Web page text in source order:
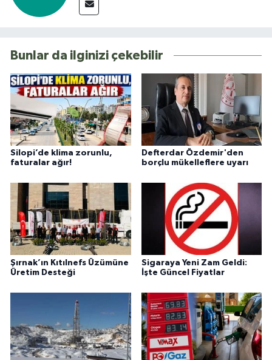
Bunlar da ilginizi çekebilir
Silopi’de klima zorunlu,
faturalar ağır!
Defterdar Özdemir'den
borçlu mükelleflere uyarı
Şırnak’ın Kıtılnefs Üzümüne
Üretim Desteği
Sigaraya Yeni Zam Geldi:
İşte Güncel Fiyatlar